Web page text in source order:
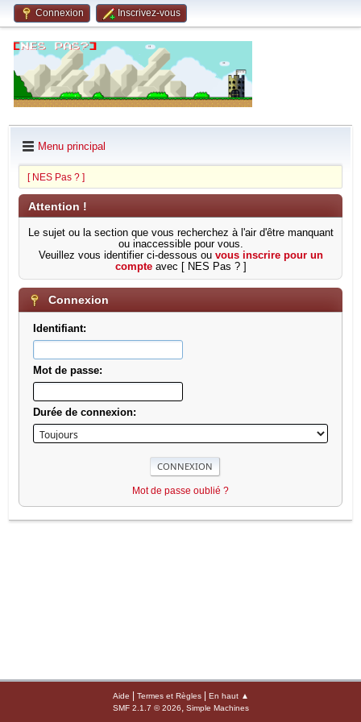
Connexion Inscrivez-vous
Menu principal
[ NES Pas ? ]
Attention !
Le sujet ou la section que vous recherchez à l'air d'être manquant
ou inaccessible pour vous.
Veuillez vous identifier ci-dessous ou vous inscrire pour un
compteavec [ NES Pas ? ]
Connexion
Identifiant:
Mot de passe:
Durée de connexion:
Mot de passe oublié ?
Aide Termes et Règles| En haut ▲
SMF 2.1.7 © 2026
Simple Machines